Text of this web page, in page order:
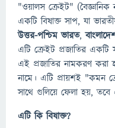
"ওয়ালস ক্রেইট" (বৈজ্ঞানিক
একটি বিষাক্ত সাপ, যা
উত্তর-পশ্চিম ভারত,
এটি ক্রেইট প্রজাতির একটি
এই প্রজাতির নামকরণ করা
নামে। এটি প্রায়শই "কমন
সাথে গুলিয়ে ফেলা হয়, তবে
এটি কি বিষাক্ত?